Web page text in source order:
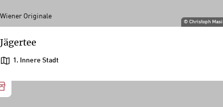
©Christoph
Wiener Originale
Jägertee
1. Innere Stadt